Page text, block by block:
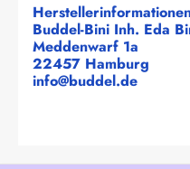
Buddel-Bini Inh. Eda
Meddenwarf 1a
22457 Hamburg
info@buddel.de